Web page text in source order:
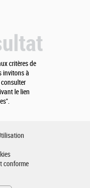
critères de
invitons à
le lien
conforme